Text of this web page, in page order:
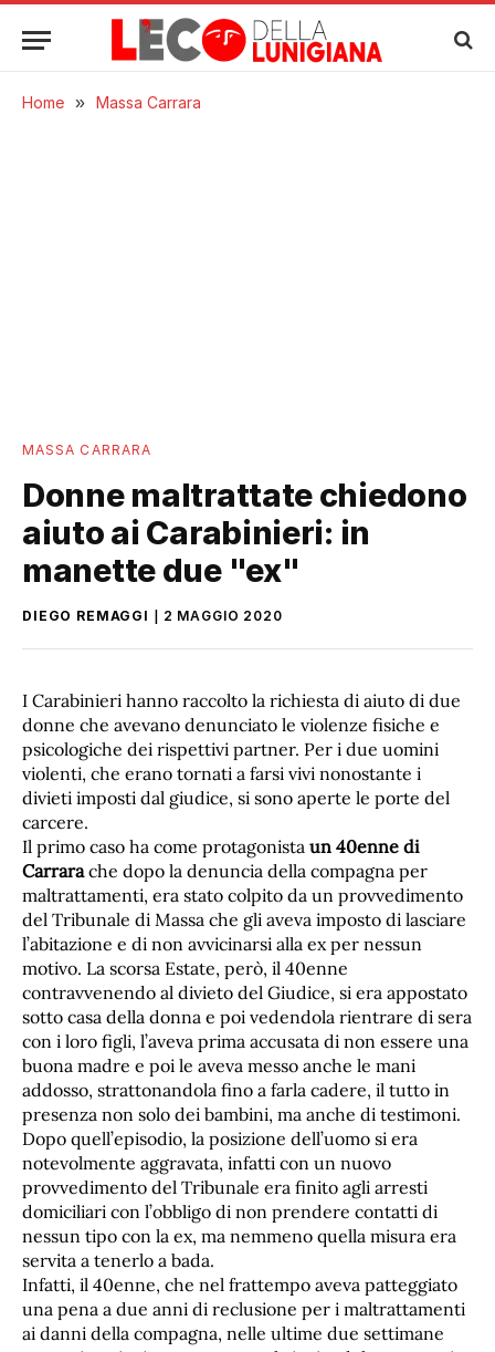
Home » Massa Carrara
MASSA CARRARA
Donne maltrattate chiedono
aiuto ai Carabinieri: in
manette due "ex"
DIEGO REMAGGI 2 MAGGIO 2020
I Carabinieri hanno raccolto la richiesta di aiuto di due
donne che avevano denunciato le violenze fisiche e
psicologiche dei rispettivi partner. Per i due uomini
violenti, che erano tornati a farsi vivi nonostante i
divieti imposti dal giudice, si sono aperte le porte del
carcere.
Il primo caso ha come protagonista un 40enne di
Carrarache dopo la denuncia della compagna per
maltrattamenti, era stato colpito da un provvedimento
del Tribunale di Massa che gli aveva imposto di lasciare
l’abitazione e di non avvicinarsi alla ex per nessun
motivo. La scorsa Estate, però, il 40enne
contravvenendo al divieto del Giudice, si era appostato
sotto casa della donna e poi vedendola rientrare di sera
con i loro figli, l’aveva prima accusata di non essere una
buona madre e poi le aveva messo anche le mani
addosso, strattonandola fino a farla cadere, il tutto in
presenza non solo dei bambini, ma anche di testimoni.
Dopo quell’episodio, la posizione dell’uomo si era
notevolmente aggravata, infatti con un nuovo
provvedimento del Tribunale era finito agli arresti
domiciliari con l’obbligo di non prendere contatti di
nessun tipo con la ex, ma nemmeno quella misura era
servita a tenerlo a bada.
Infatti, il 40enne, che nel frattempo aveva patteggiato
una pena a due anni di reclusione per i maltrattamenti
ai danni della compagna, nelle ultime due settimane